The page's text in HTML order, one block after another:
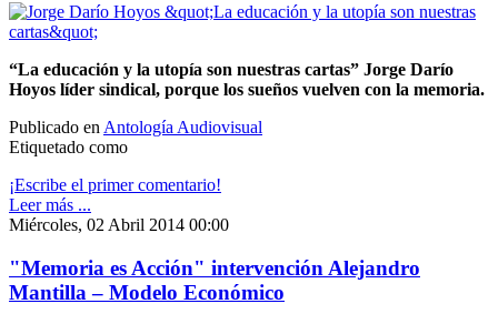
“La educación y la utopía son nuestras cartas” Jorge Darío
Hoyos líder sindical, porque los sueños vuelven con la memoria.
Publicado en Antología Audiovisual
Etiquetado como
¡Escribe el primer comentario!
Leer más ...
Miércoles, 02 Abril 2014 00:00
"Memoria es Acción" intervención Alejandro
Mantilla – Modelo Económico